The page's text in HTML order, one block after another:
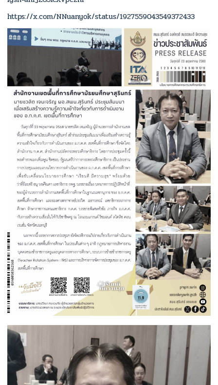
https://x.com/NNuanyok/status/1927559043549372433